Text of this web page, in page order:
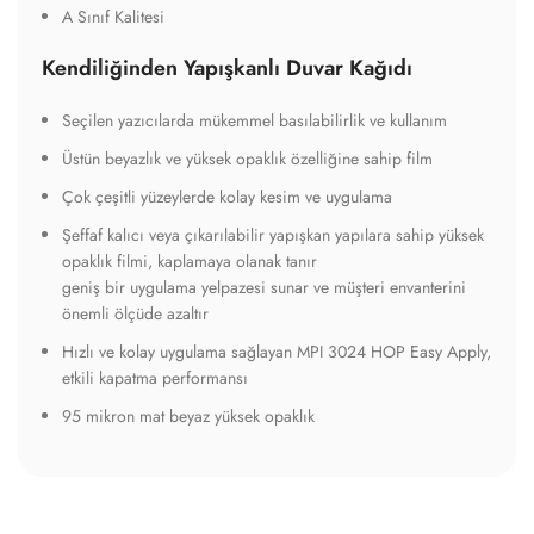
A Sınıf Kalitesi
Kendiliğinden Yapışkanlı Duvar Kağıdı
Seçilen yazıcılarda mükemmel basılabilirlik ve kullanım
Üstün beyazlık ve yüksek opaklık özelliğine sahip film
Çok çeşitli yüzeylerde kolay kesim ve uygulama
Şeffaf kalıcı veya çıkarılabilir yapışkan yapılara sahip yüksek
opaklık filmi, kaplamaya olanak tanır
geniş bir uygulama yelpazesi sunar ve müşteri envanterini
önemli ölçüde azaltır
Hızlı ve kolay uygulama sağlayan MPI 3024 HOP Easy Apply,
etkili kapatma performansı
95 mikron mat beyaz yüksek opaklık